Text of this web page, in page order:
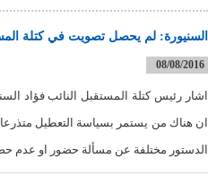
السنيورة: لم يحصل تصويت في كتلة
08/08/2016
اشار رئيس كتلة المستقبل النائب فؤاد
ان هناك من يستمر بسياسة التعطيل متذرعا
الدستور مختلفة عن مسألة حضور او عدم